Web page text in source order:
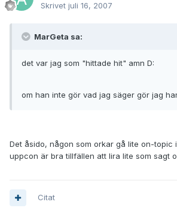
Skrivet juli 16, 2007
MarGeta sa:
det var jag som "hittade hit" amn D:
om han inte gör vad jag säger gör jag
Det åsido, någon som orkar gå lite on-topic
uppcon är bra tillfällen att lira lite som sagt
Citat